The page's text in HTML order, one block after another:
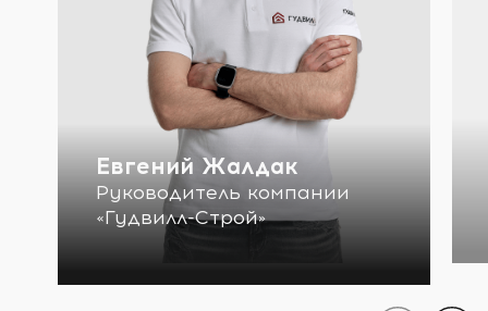
Евгений Жалдак
Руководитель компании
«Гудвилл-Строй»